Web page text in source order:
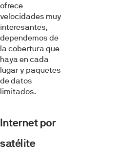
ofrece
velocidades muy
interesantes,
dependemos de
la cobertura que
haya en cada
lugar y paquetes
de datos
limitados.
Internet por
satélite